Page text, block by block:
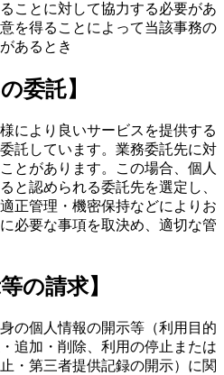
ことに対して協力する必要があ
を得ることによって当該事務の
あるとき
委託】
により良いサービスを提供する
託しています。業務委託先に対
とがあります。この場合、個人
と認められる委託先を選定し、
正管理・機密保持などによりお
必要な事項を取決め、適切な管
の請求】
の個人情報の開示等（利用目的
追加・削除、利用の停止または
・第三者提供記録の開示）に関